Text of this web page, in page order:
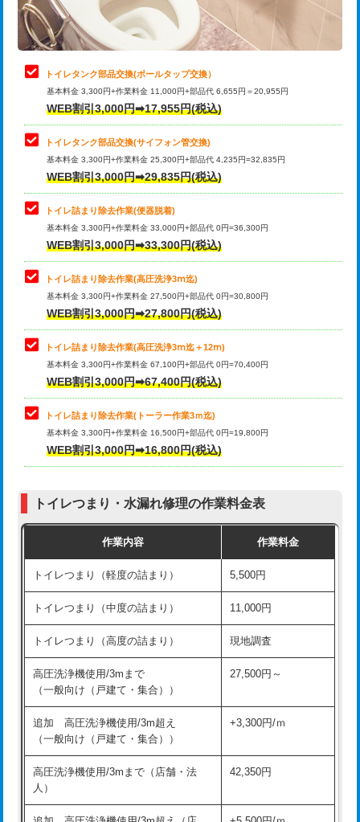
トイレタンク部品交換(ボールタップ交換）
基本料金 3,300円+作業料金 11,000円+部品代 6,655円＝20,955円
WEB割引3,000円➡17,955円(税込)
トイレタンク部品交換(サイフォン管交換)
基本料金 3,300円+作業料金 25,300円+部品代 4,235円=32,835円
WEB割引3,000円➡29,835円(税込)
トイレ詰まり除去作業(便器脱着)
基本料金 3,300円+作業料金 33,000円+部品代 0円=36,300円
WEB割引3,000円➡33,300円(税込)
トイレ詰まり除去作業(高圧洗浄3ⅿ迄)
基本料金 3,300円+作業料金 27,500円+部品代 0円=30,800円
WEB割引3,000円➡27,800円(税込)
トイレ詰まり除去作業(高圧洗浄3ⅿ迄＋12ⅿ)
基本料金 3,300円+作業料金 67,100円+部品代 0円=70,400円
WEB割引3,000円➡67,400円(税込)
トイレ詰まり除去作業(トーラー作業3ｍ迄)
基本料金 3,300円+作業料金 16,500円+部品代 0円=19,800円
WEB割引3,000円➡16,800円(税込)
トイレつまり・水漏れ修理の作業料金表
作業内容 作業料金
トイレつまり（軽度の詰まり） 5,500円
トイレつまり（中度の詰まり） 11,000円
トイレつまり（高度の詰まり） 現地調査
高圧洗浄機使用/3mまで
（一般向け（戸建て・集合））
27,500円～
追加 高圧洗浄機使用/3m超え
（一般向け（戸建て・集合））
+3,300円/ｍ
高圧洗浄機使用/3mまで（店舗・法
人）
42,350円